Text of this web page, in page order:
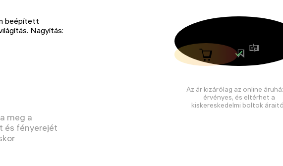
Az ár kizárólag az online
érvényes, és eltérhet a
kiskereskedelmi boltok
beépített
Nagyítás:
meg a
és fényerejét